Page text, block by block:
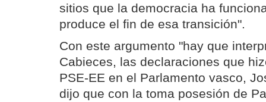
sitios que la democracia ha
produce el fin de esa transición".
Con este argumento "hay que
Cabieces, las declaraciones que
PSE-EE en el Parlamento vasco,
dijo que con la toma posesión de